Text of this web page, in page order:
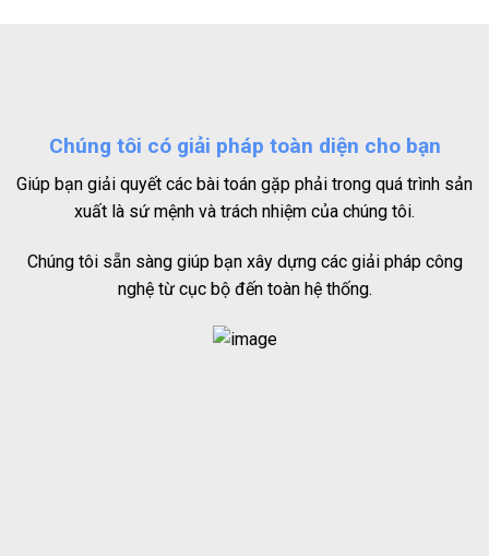
Chúng tôi có giải pháp toàn diện cho bạn
Giúp bạn giải quyết các bài toán gặp phải trong quá trình sản
xuất là sứ mệnh và trách nhiệm của chúng tôi.
Chúng tôi sẵn sàng giúp bạn xây dựng các giải pháp công
nghệ từ cục bộ đến toàn hệ thống.